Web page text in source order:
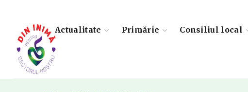
Actualitate Primărie Consiliul local